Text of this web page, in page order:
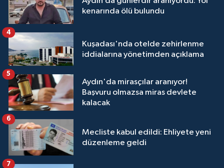
kenarında ölü bulundu
Kuşadası'nda otelde zehirlenme
iddialarına yönetimden açıklama
4
Aydın'da mirasçılar aranıyor!
Başvuru olmazsa miras devlete
kalacak
5
Mecliste kabul edildi: Ehliyete yeni
düzenleme geldi
6
7